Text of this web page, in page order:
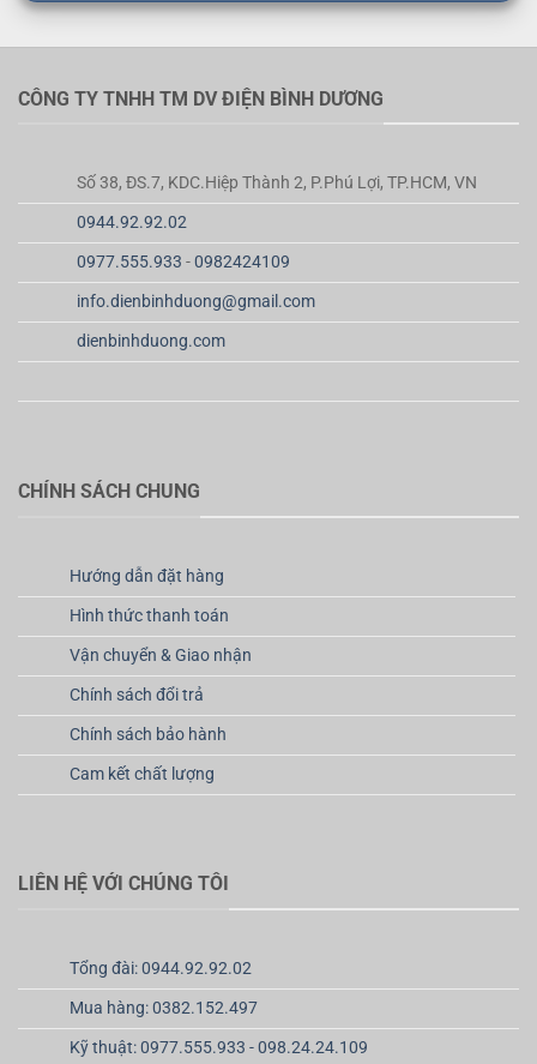
CÔNG TY TNHH TM DV ĐIỆN BÌNH DƯƠNG
Số 38, ĐS.7, KDC.Hiệp Thành 2, P.Phú Lợi, TP.HCM, VN
0944.92.92.02
0977.555.933 -0982424109
info.dienbinhduong@gmail.com
dienbinhduong.com
CHÍNH SÁCH CHUNG
Hướng dẫn đặt hàng
Hình thức thanh toán
Vận chuyển & Giao nhận
Chính sách đổi trả
Chính sách bảo hành
Cam kết chất lượng
LIÊN HỆ VỚI CHÚNG TÔI
Tổng đài: 0944.92.92.02
Mua hàng: 0382.152.497
Kỹ thuật: 0977.555.933 - 098.24.24.109